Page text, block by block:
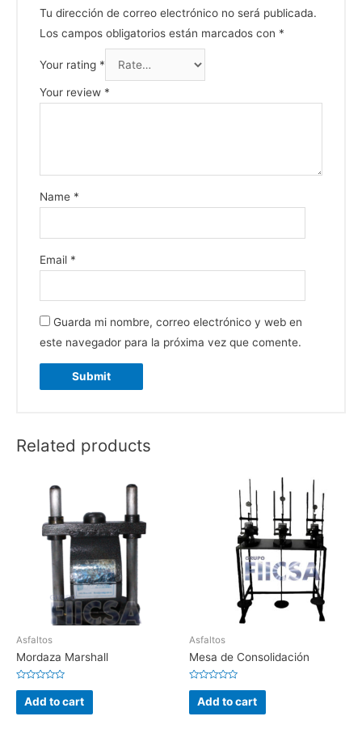
Tu dirección de correo electrónico no será publicada.
Los campos obligatorios están marcados con *
Your rating *
Your review *
Name *
Email *
Guarda mi nombre, correo electrónico y web en
este navegador para la próxima vez que comente.
Related products
Asfaltos
Mordaza Marshall
Rated
out
of
Add to cart
Asfaltos
Mesa de Consolidación
Rated
out
of
Add to cart